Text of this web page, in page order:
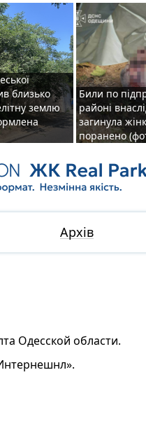
близько
землю
Били по
районі
загинула
поранено
Архів
Одесской области.